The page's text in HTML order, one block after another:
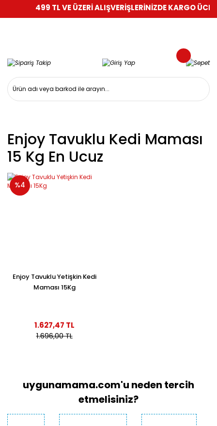
499 TL VE ÜZERİ ALIŞVERİŞLERİNİZDE KARGO
Enjoy Tavuklu Kedi Maması
15 Kg En Ucuz
%4
Enjoy Tavuklu Yetişkin Kedi
Maması 15Kg
1.627,47 TL
1.696,00 TL
uygunamama.com'u neden tercih
etmelisiniz?